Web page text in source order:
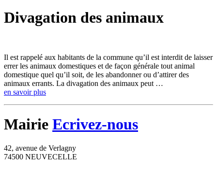
Divagation des animaux
Il est rappelé aux habitants de la commune qu’il est interdit de laisser
errer les animaux domestiques et de façon générale tout animal
domestique quel qu’il soit, de les abandonner ou d’attirer des
animaux errants. La divagation des animaux peut …
en savoir plus
Mairie Ecrivez-nous
42, avenue de Verlagny
74500 NEUVECELLE